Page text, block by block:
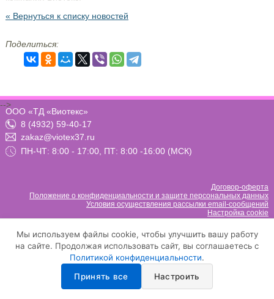
« Вернуться к списку новостей
Поделиться:
ООО «ТД «Виотекс»
8 (4932) 59-40-17
zakaz@viotex37.ru
ПН-ЧТ: 8:00 - 17:00, ПТ: 8:00 -16:00 (МСК)
Договор-оферта
Положение о конфиденциальности и защите персональных данных
Условия осуществления рассылки email-сообщений
Настройка cookie
-->
Мы используем файлы cookie, чтобы улучшить вашу работу
на сайте. Продолжая использовать сайт, вы соглашаетесь с
Политикой конфиденциальности.
Принять все
Настроить